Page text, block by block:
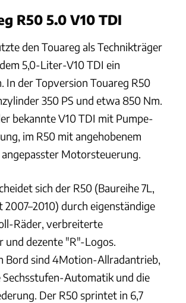
R50 5.0 V10 TDI
den Touareg als Technikträger
5,0-Liter-V10 TDI ein
In der Topversion Touareg R50
350 PS und etwa 850 Nm.
bekannte V10 TDI mit Pumpe-
im R50 mit angehobenem
Motorsteuerung.
sich der R50 (Baureihe 7L,
2007–2010) durch eigenständige
Räder, verbreiterte
und dezente "R"-Logos.
Bord sind 4Motion-Allradantrieb,
Automatik und die
Der R50 sprintet in 6,7